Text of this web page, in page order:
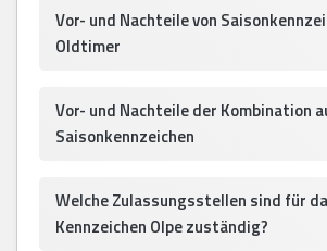
Vor- und Nachteile von
Oldtimer
Vor- und Nachteile der Kombination
Saisonkennzeichen
Welche Zulassungsstellen sind für
Kennzeichen Olpe zuständig?